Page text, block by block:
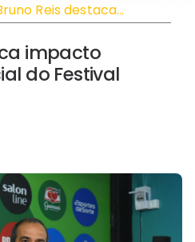
Reis destaca
econômico e
social do Festival Virada
impacto
do Festival